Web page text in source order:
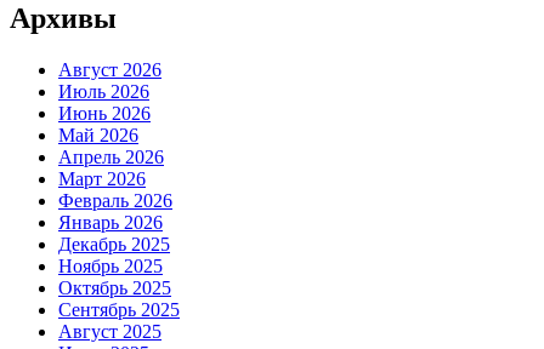
Архивы
Август 2026
Июль 2026
Июнь 2026
Май 2026
Апрель 2026
Март 2026
Февраль 2026
Январь 2026
Декабрь 2025
Ноябрь 2025
Октябрь 2025
Сентябрь 2025
Август 2025